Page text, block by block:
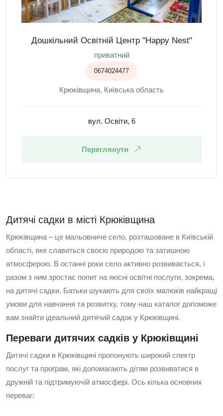
Дошкільний Освітній Центр "Happy Nest"
приватний
0674024477
Крюківщина, Київська область
вул. Освіти, 6
Переглянути
Дитячі садки в місті Крюківщина
Крюківщина – це мальовниче село, розташоване в Київській
області, яке славиться своєю природою та затишною
атмосферою. В останні роки село активно розвивається, і
разом з ним зростає попит на якісні освітні послуги, зокрема,
на дитячі садки. Батьки шукають для своїх малюків найкращі
умови для навчання та розвитку, тому наш каталог допоможе
вам знайти ідеальний дитячий садок у Крюківщині.
Переваги дитячих садків у Крюківщині
Дитячі садки в Крюківщині пропонують широкий спектр
послуг та програм, які допомагають дітям розвиватися в
дружній та підтримуючій атмосфері. Ось кілька основних
переваг: